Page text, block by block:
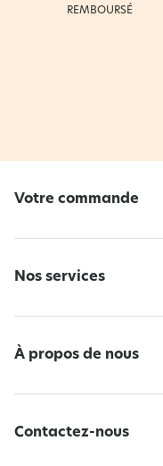
REMBOURSÉ
Votre commande
Nos services
À propos de nous
Contactez-nous